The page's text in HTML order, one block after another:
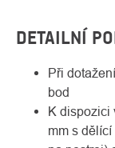
DETAILNÍ
Při
bod
K dispozici
mm s